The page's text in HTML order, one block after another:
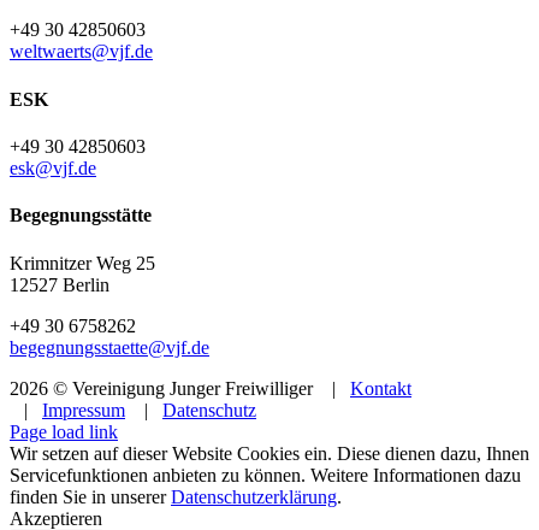
+49 30 42850603
weltwaerts@vjf.de
ESK
+49 30 42850603
esk@vjf.de
Begegnungsstätte
Krimnitzer Weg 25
12527 Berlin
+49 30 6758262
begegnungsstaette@vjf.de
2026 © Vereinigung Junger Freiwilliger | Kontakt
| Impressum | Datenschutz
Facebook
Instagram
YouTube
Page load link
Wir setzen auf dieser Website Cookies ein. Diese dienen dazu, Ihnen
Servicefunktionen anbieten zu können. Weitere Informationen dazu
finden Sie in unsererDatenschutzerklärung.
Akzeptieren